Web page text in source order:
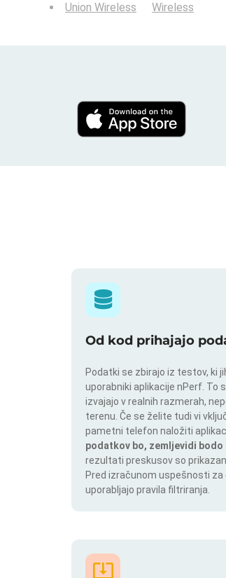
Union Wireless
Wireless
Od kod prihajajo
Podatki se zbirajo iz testov, ki
uporabniki aplikacije nPerf. To
izvajajo v realnih razmerah,
terenu. Če se želite tudi vi
pametni telefon naložiti
podatkov bo, zemljevidi bodo
rezultati preskusov so
Pred izračunom uspešnosti za
uporabljajo pravila filtriranja.